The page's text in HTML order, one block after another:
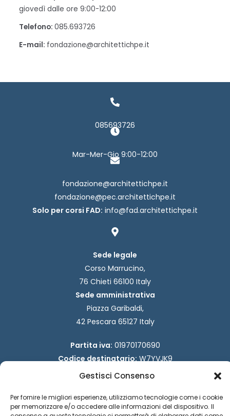
Gestisci Consenso
Per fornire le migliori esperienze, utilizziamo tecnologie come i cookie
per memorizzare e/o accedere alle informazioni del dispositivo. Il
giovedì dalle ore 9:00-12:00
Telefono:085.693726
E-mail: fondazione@architettichpe.it
085693726
Mar-Mer-Gio 9:00-12:00
fondazione@architettichpe.it
fondazione@pec.architettichpe.it
Solo per corsi FAD: info@fad.architettichpe.it
Sede legale
Corso Marrucino,
76 Chieti 66100 Italy
Sede amministrativa
Piazza Garibaldi,
42 Pescara 65127 Italy
Partita iva: 01970170690
Codice destinatario: W7YVJK9
Codice fiscale:93029940694
F
a
c
I
n
s